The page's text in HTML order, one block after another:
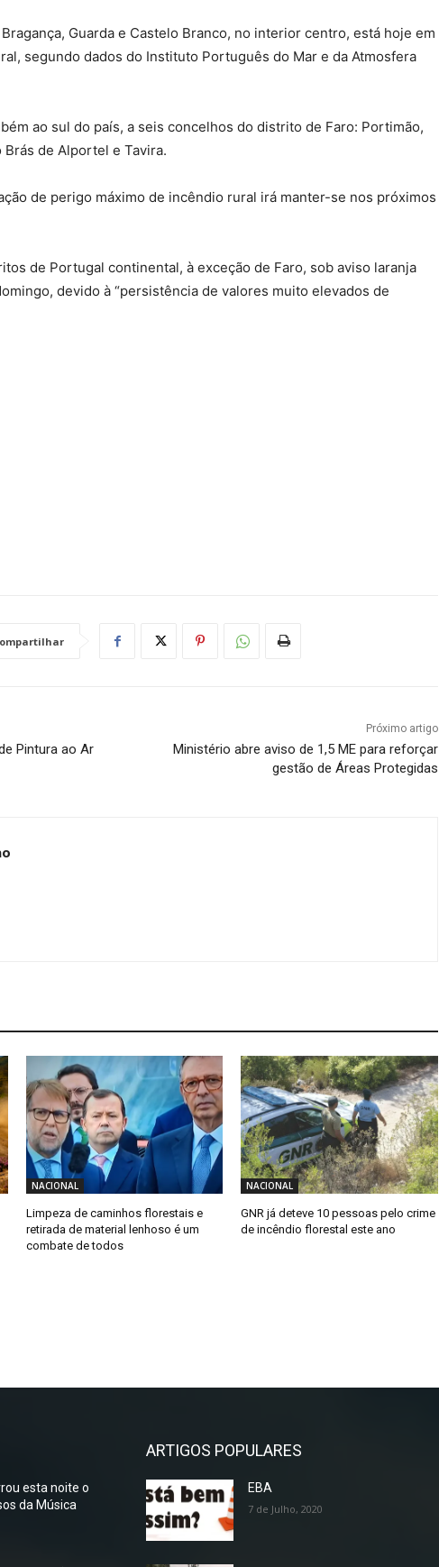
Guarda e Castelo Branco, no interior centro, está hoje em
segundo dados do Instituto Português do Mar e da Atmosfera
ao sul do país, a seis concelhos do distrito de Faro: Portimão,
de Alportel e Tavira.
de perigo máximo de incêndio rural irá manter-se nos próximos
de Portugal continental, à exceção de Faro, sob aviso laranja
devido à “persistência de valores muito elevados de
Pintura ao Ar
Próximo artigo
Ministério abre aviso de 1,5 ME para reforçar
gestão de Áreas Protegidas
NACIONAL
Limpeza de caminhos florestais e
retirada de material lenhoso é um
combate de todos
NACIONAL
GNR já deteve 10 pessoas pelo crime
de incêndio florestal este ano
esta noite o
da Música
ARTIGOS POPULARES
EBA
7 de Julho, 2020